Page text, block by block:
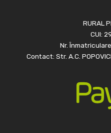
RURAL
CUI:
Nr.
Contact: Str. A.C.